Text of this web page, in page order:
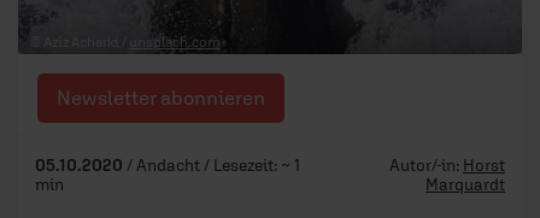
GESELLSCHAFT
TEAM
© Aziz Acharki / unsplash.com
Newsletter abonnieren
05.10.2020 / Andacht / Lesezeit: ~ 1
min
Autor/-in: Horst
Marquardt